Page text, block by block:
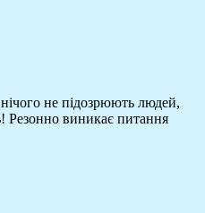
не підозрюють людей,
Резонно виникає питання